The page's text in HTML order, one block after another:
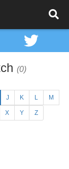
(0)
J K L M
X Y Z